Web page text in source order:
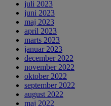
juli 2023
juni 2023
maj 2023
april 2023
marts 2023
januar 2023
december 2022
november 2022
oktober 2022
september 2022
august 2022
maj 2022